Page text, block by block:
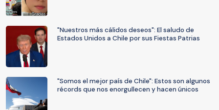
"Nuestros más cálidos deseos": El saludo de
Estados Unidos a Chile por sus Fiestas Patrias
"Somos el mejor país de Chile": Estos son algunos
récords que nos enorgullecen y hacen únicos